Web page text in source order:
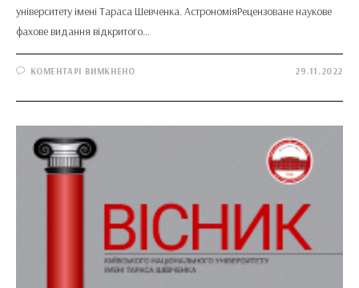
університету імені Тараса Шевченка. АстрономіяРецензоване наукове
фахове видання відкритого…
КОМЕНТАРІ ВИМКНЕНОДО
НАЦІОНАЛЬНОГО
ІМЕНІ
29.11.2022